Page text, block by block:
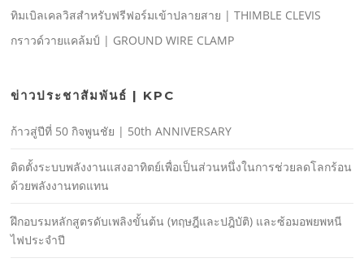
ทิมเบิลเคลวิสสําหรับฟรีฟอร์มเข้าปลายสาย | THIMBLE CLEVIS
กราวด์วายแคล้มป์ | GROUND WIRE CLAMP
ข่าวประชาสัมพันธ์ | KPC
ก้าวสู่ปีที่ 50 กิจพูนชัย | 50th ANNIVERSARY
ติดตั้งระบบพลังงานแสงอาทิตย์เพื่อเป็นส่วนหนึ่งในการช่วยลดโลกร้อน
ด้วยพลังงานทดแทน
ฝึกอบรมหลักสูตรดับเพลิงขั้นต้น (ทฤษฎีและปฎิบัติ) และซ้อมอพยพหนี
ไฟประจําปี